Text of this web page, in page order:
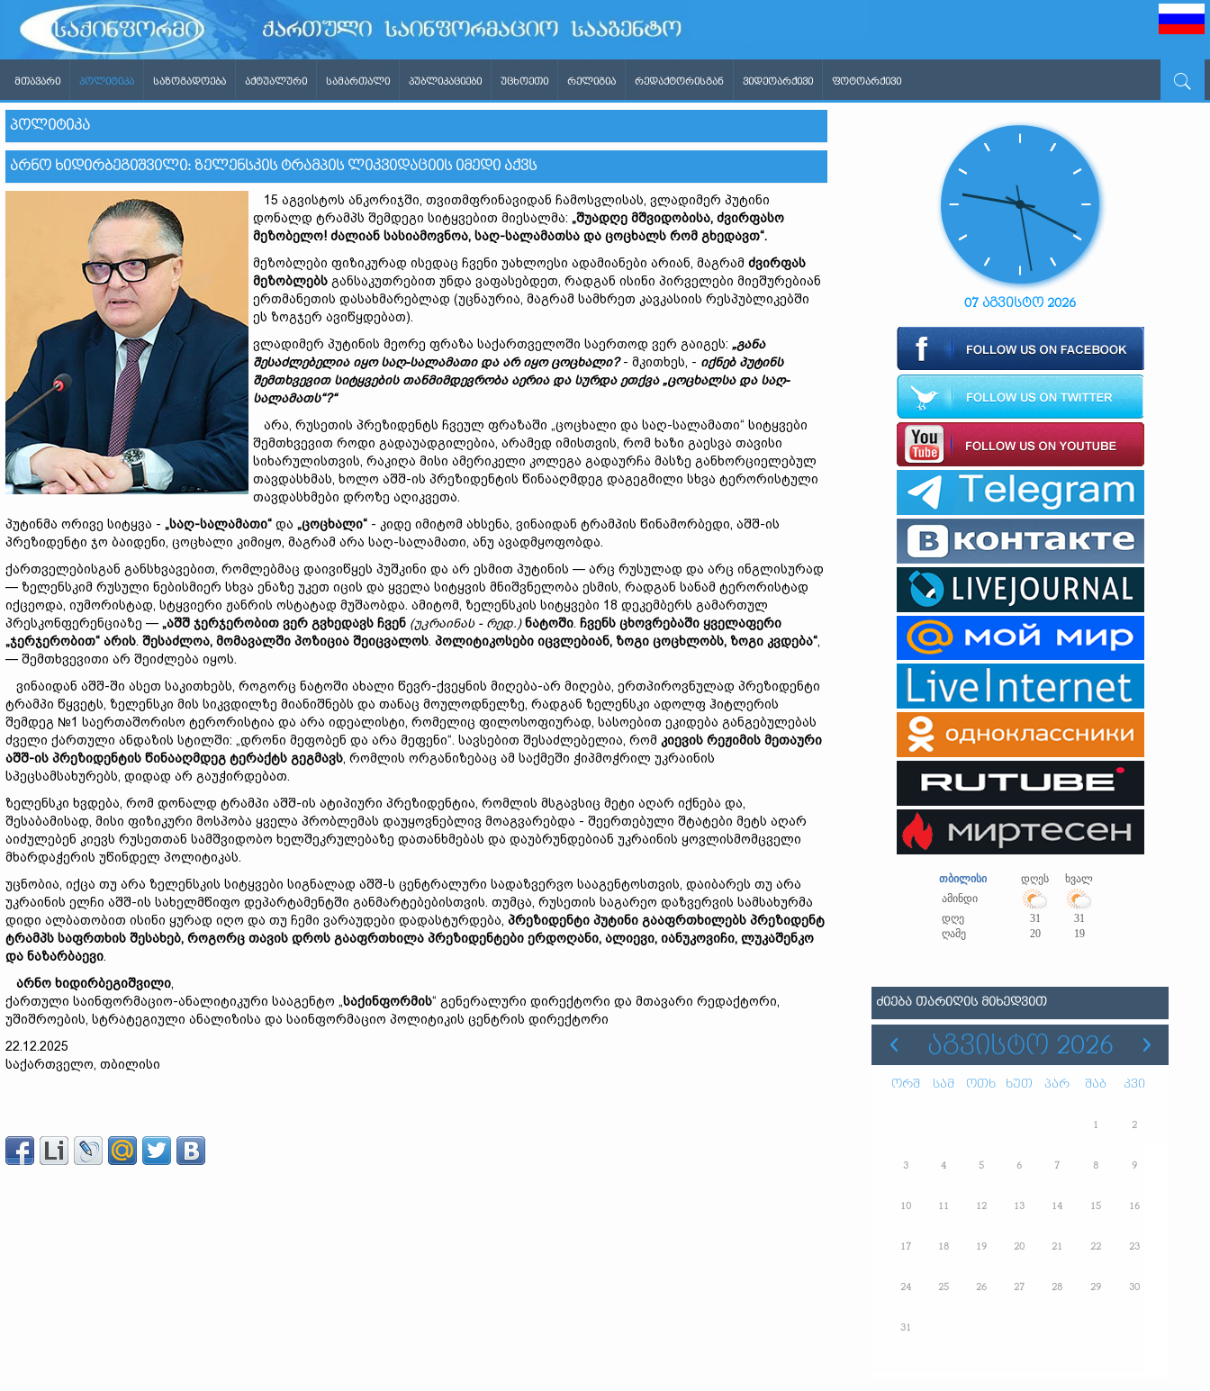
ᲛᲗᲐᲕᲐᲠᲘ ᲞᲝᲚᲘᲢᲘᲙᲐ ᲡᲐᲖᲝᲒᲐᲓᲝᲔᲑᲐ ᲐᲥᲢᲣᲐᲚᲣᲠᲘ ᲡᲐᲛᲐᲠᲗᲐᲚᲘ ᲞᲣᲑᲚᲘᲙᲐᲪᲘᲔᲑᲘ ᲣᲪᲮᲝᲔᲗᲘ ᲠᲔᲚᲘᲒᲘᲐ ᲠᲔᲓᲐᲥᲢᲝᲠᲘᲡᲒᲐᲜ ᲕᲘᲓᲔᲝᲐᲠᲥᲘᲕᲘ ᲤᲝᲢᲝᲐᲠᲥᲘᲕᲘ
ᲞᲝᲚᲘᲢᲘᲙᲐ
ᲐᲠᲜᲝ ᲮᲘᲓᲘᲠᲑᲔᲒᲘᲨᲕᲘᲚᲘ: ᲖᲔᲚᲔᲜᲡᲙᲘᲡ ᲢᲠᲐᲛᲞᲘᲡ ᲚᲘᲙᲕᲘᲓᲐᲪᲘᲘᲡ ᲘᲛᲔᲓᲘ ᲐᲥᲕᲡ
15 აგვისტოს ანკორიჯში, თვითმფრინავიდან ჩამოსვლისას, ვლადიმერ პუტინი
დონალდ ტრამპს შემდეგი სიტყვებით მიესალმა: „შუადღე მშვიდობისა, ძვირფასო
მეზობელო! ძალიან სასიამოვნოა, საღ-სალამათსა და ცოცხალს რომ გხედავთ“.
მეზობლები ფიზიკურად ისედაც ჩვენი უახლოესი ადამიანები არიან, მაგრამ ძვირფას
მეზობლებს განსაკუთრებით უნდა ვაფასებდეთ, რადგან ისინი პირველები მიეშურებიან
ერთმანეთის დასახმარებლად (უცნაურია, მაგრამ სამხრეთ კავკასიის რესპუბლიკებში
ეს ზოგჯერ ავიწყდებათ).
ვლადიმერ პუტინის მეორე ფრაზა საქართველოში საერთოდ ვერ გაიგეს: „განა
შესაძლებელია იყო საღ-სალამათი და არ იყო ცოცხალი?- მკითხეს, - იქნებ პუტინს
შემთხვევით სიტყვების თანმიმდევრობა აერია და სურდა ეთქვა„ცოცხალსა და საღ-
სალამათს“?“
არა, რუსეთის პრეზიდენტს ჩვეულ ფრაზაში „ცოცხალი და საღ-სალამათი“ სიტყვები
შემთხვევით როდი გადაუადგილებია, არამედ იმისთვის, რომ ხაზი გაესვა თავისი
სიხარულისთვის, რაკიღა მისი ამერიკელი კოლეგა გადაურჩა მასზე განხორციელებულ
თავდასხმას, ხოლო აშშ-ის პრეზიდენტის წინააღმდეგ დაგეგმილი სხვა ტერორისტული
თავდასხმები დროზე აღიკვეთა.
პუტინმა ორივე სიტყვა - „საღ-სალამათი“ და „ცოცხალი“ - კიდე იმიტომ ახსენა, ვინაიდან ტრამპის წინამორბედი, აშშ-ის
პრეზიდენტი ჯო ბაიდენი, ცოცხალი კიმიყო, მაგრამ არა საღ-სალამათი, ანუ ავადმყოფობდა.
ქართველებისგან განსხვავებით, რომლებმაც დაივიწყეს პუშკინი და არ ესმით პუტინის — არც რუსულად და არც ინგლისურად
— ზელენსკიმ რუსული ნებისმიერ სხვა ენაზე უკეთ იცის და ყველა სიტყვის მნიშვნელობა ესმის, რადგან სანამ ტერორისტად
იქცეოდა, იუმორისტად, სტყვიერი ჟანრის ოსტატად მუშაობდა. ამიტომ, ზელენსკის სიტყვები 18 დეკემბერს გამართულ
პრესკონფერენციაზე — „აშშ ჯერჯერობით ვერ გვხედავს ჩვენ (უკრაინას- რედ.) ნატოში. ჩვენს ცხოვრებაში ყველაფერი
„ჯერჯერობით“ არის. შესაძლოა, მომავალში პოზიცია შეიცვალოს. პოლიტიკოსები იცვლებიან, ზოგი ცოცხლობს, ზოგი კვდება“,
— შემთხვევითი არ შეიძლება იყოს.
ვინაიდან აშშ-ში ასეთ საკითხებს, როგორც ნატოში ახალი წევრ-ქვეყნის მიღება-არ მიღება, ერთპიროვნულად პრეზიდენტი
ტრამპი წყვეტს, ზელენსკი მის სიკვდილზე მიანიშნებს და თანაც მოულოდნელზე, რადგან ზელენსკი ადოლფ ჰიტლერის
შემდეგ №1 საერთაშორისო ტერორისტია და არა იდეალისტი, რომელიც ფილოსოფიურად, სასოებით ეკიდება განგებულებას
ძველი ქართული ანდაზის სტილში: „დრონი მეფობენ და არა მეფენი“. სავსებით შესაძლებელია, რომ კიევის რეჟიმის მეთაური
აშშ-ის პრეზიდენტის წინააღმდეგ ტერაქტს გეგმავს, რომლის ორგანიზებაც ამ საქმეში ჭიპმოჭრილ უკრაინის
სპეცსამსახურებს, დიდად არ გაუჭირდებათ.
ზელენსკი ხვდება, რომ დონალდ ტრამპი აშშ-ის ატიპიური პრეზიდენტია, რომლის მსგავსიც მეტი აღარ იქნება და,
შესაბამისად, მისი ფიზიკური მოსპობა ყველა პრობლემას დაუყოვნებლივ მოაგვარებდა - შეერთებული შტატები მეტს აღარ
აიძულებენ კიევს რუსეთთან სამშვიდობო ხელშეკრულებაზე დათანხმებას და დაუბრუნდებიან უკრაინის ყოვლისმომცველი
მხარდაჭერის უწინდელ პოლიტიკას.
უცნობია, იქცა თუ არა ზელენსკის სიტყვები სიგნალად აშშ-ს ცენტრალური სადაზვერვო სააგენტოსთვის, დაიბარეს თუ არა
უკრაინის ელჩი აშშ-ის სახელმწიფო დეპარტამენტში განმარტებებისთვის. თუმცა, რუსეთის საგარეო დაზვერვის სამსახურმა
დიდი ალბათობით ისინი ყურად იღო და თუ ჩემი ვარაუდები დადასტურდება, პრეზიდენტი პუტინი გააფრთხილებს პრეზიდენტ
ტრამპს საფრთხის შესახებ, როგორც თავის დროს გააფრთხილა პრეზიდენტები ერდოღანი, ალიევი, იანუკოვიჩი, ლუკაშენკო
და ნაზარბაევი.
არნო ხიდირბეგიშვილი,
ქართული საინფორმაციო-ანალიტიკური სააგენტო „საქინფორმის“ გენერალური დირექტორი და მთავარი რედაქტორი,
უშიშროების, სტრატეგიული ანალიზისა და საინფორმაციო პოლიტიკის ცენტრის დირექტორი
22.12.2025
საქართველო, თბილისი
07 აგვისტო 2026
თბილისი დღეს
ხვალ
ამინდი
დღე
31
31
ღამე
20 19
ᲫᲘᲔᲑᲐ ᲗᲐᲠᲘᲦᲘᲡ ᲛᲘᲮᲔᲓᲕᲘᲗ
ᲐᲒᲕᲘᲡᲢᲝ 2026
ორშ სამ ოთხ ხუთ პარ შაბ კვი
1 2
3 4 5 6 7 8 9
10 11 12 13 14 15 16
17 18 19 20 21 22 23
24 25 26 27 28 29 30
31